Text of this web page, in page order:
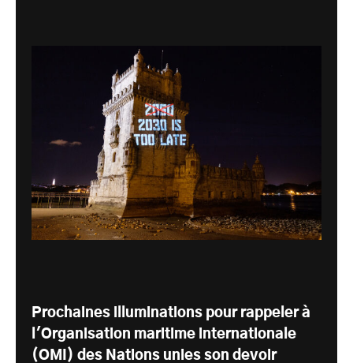
Prochaines illuminations pour rappeler à
l'Organisation maritime internationale
(OMI) des Nations unies son devoir